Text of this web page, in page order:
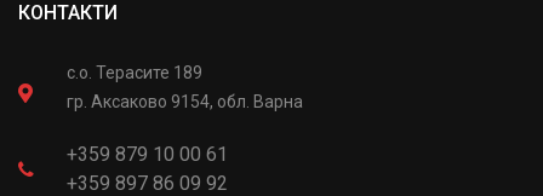
КОНТАКТИ
с.о. Терасите 189
гр. Аксаково 9154, обл. Варна
+359 879 10 00 61
+359 897 86 09 92